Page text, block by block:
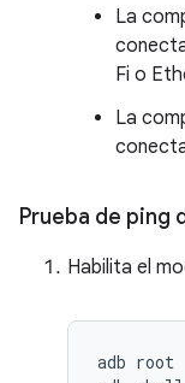
La
Fi o
La
Prueba de ping
Habilita el
adb root